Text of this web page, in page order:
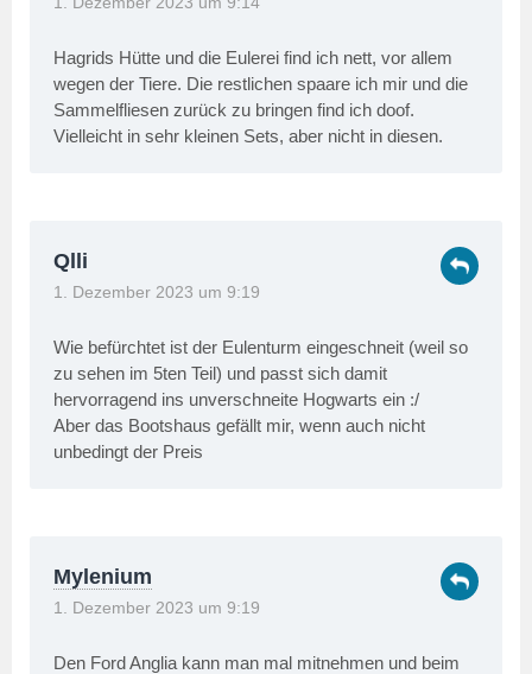
Hagrids Hütte und die Eulerei find ich nett, vor allem
wegen der Tiere. Die restlichen spaare ich mir und die
Sammelfliesen zurück zu bringen find ich doof.
Vielleicht in sehr kleinen Sets, aber nicht in diesen.
Qlli
1. Dezember 2023 um 9:19
Wie befürchtet ist der Eulenturm eingeschneit (weil so
zu sehen im 5ten Teil) und passt sich damit
hervorragend ins unverschneite Hogwarts ein :/
Aber das Bootshaus gefällt mir, wenn auch nicht
unbedingt der Preis
Mylenium
1. Dezember 2023 um 9:19
Den Ford Anglia kann man mal mitnehmen und beim